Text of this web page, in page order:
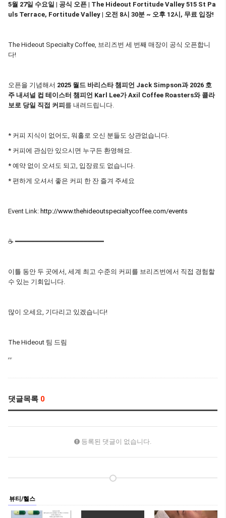
5월 27일 수요일 | 공식 오픈 | The Hideout Fortitude Valley 515 St Pa
uls Terrace, Fortitude Valley | 오전 8시 30분 ~ 오후 12시, 무료 입장!
The Hideout Specialty Coffee, 브리즈번 세 번째 매장이 공식 오픈합니
다!
오픈을 기념해서 2025 월드 바리스타 챔피언 Jack Simpson과 2026 호
주 내셔널 컵 테이스터 챔피언 Karl Lee가 Axil Coffee Roasters와 콜라
보로 당일 직접 커피 를 내려드립니다.
* 커피 지식이 없어도, 워홀로 오신 분들도 상관없습니다.
* 커피에 관심만 있으시면 누구든 환영해요.
* 예약 없이 오셔도 되고, 입장료도 없습니다.
* 편하게 오셔서 좋은 커피 한 잔 즐겨 주세요
Event Link: http://www.thehideoutspecialtycoffee.com/events
☕ ━━━━━━━━━━━━━━━━━━━━━━
이틀 동안 두 곳에서, 세계 최고 수준의 커피를 브리즈번에서 직접 경험할
수 있는 기회입니다.
많이 오세요, 기다리고 있겠습니다!
The Hideout 팀 드림
댓글목록 0
등록된 댓글이 없습니다.
뷰티/헬스